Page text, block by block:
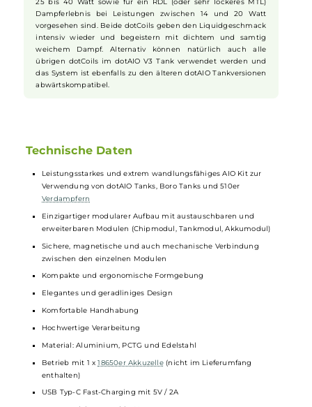
Enthaltenes dotAIO V3 Tankmodul
Im Lieferumfang der “Essential“ Edition ist bereits der neue
dotAIO V3 Tank aus transparentem PCTG enthalten, der bis
zu 4.0 ml
Liquid
aufnehmen kann, das über ein praktisches
Front-Fill mit Silikonverschluss schnell und sauber ins Innere
unkompliziert und präzise an das gewünschte Zugverhalten
der verbesserten dotCoils mit Widerständen von 0.3 und 0.7
Ohm bei, die für das offenere DL Dampfen bei Leistungen von
25 bis 40 Watt sowie für ein RDL (oder sehr lockeres MTL)
Dampferlebnis bei Leistungen zwischen 14 und 20 Watt
vorgesehen sind. Beide dotCoils geben den Liquidgeschmack
weichem Dampf. Alternativ können natürlich auch alle
das System ist ebenfalls zu den älteren dotAIO Tankversionen
abwärtskompatibel.
Technische Daten
Leistungsstarkes und extrem wandlungsfähiges AIO Kit zur
Verwendung von dotAIO Tanks, Boro Tanks und 510er